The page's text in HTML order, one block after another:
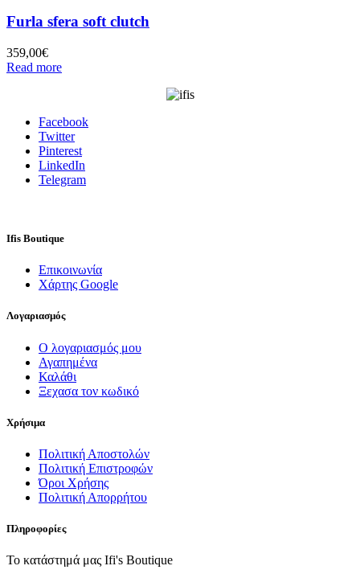
Furla sfera soft clutch
359,00€
Read more
Facebook
Twitter
Pinterest
LinkedIn
Telegram
Ifis Boutique
Επικοινωνία
Χάρτης Google
Λογαριασμός
Ο λογαριασμός μου
Αγαπημένα
Καλάθι
Ξεχασα τον κωδικό
Χρήσιμα
Πολιτική Αποστολών
Πολιτική Επιστροφών
Όροι Χρήσης
Πολιτική Απορρήτου
Πληροφορίες
Το κατάστημά μας Ifi's Boutique